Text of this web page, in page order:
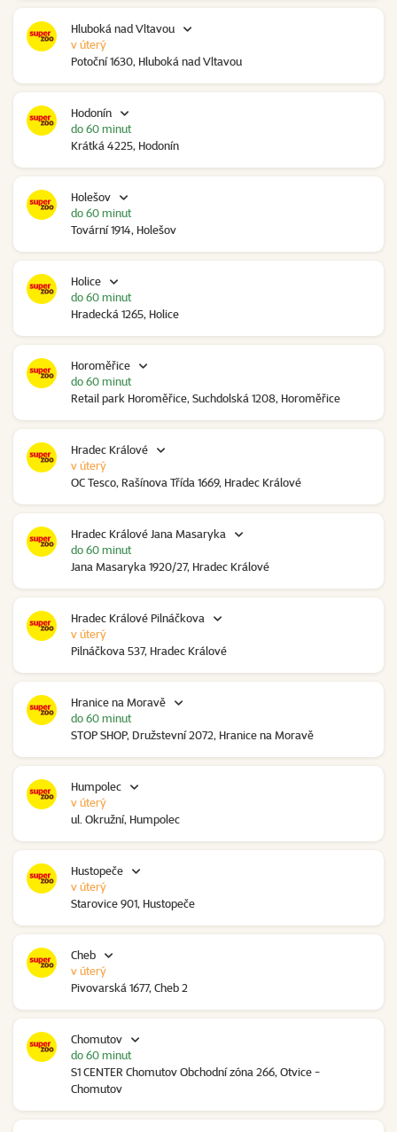
Hluboká nad Vltavou
Potoční 1630, Hluboká nad Vltavou
v úterý
Hodonín
Krátká 4225, Hodonín
do 60 minut
Holešov
Tovární 1914, Holešov
do 60 minut
Holice
Hradecká 1265, Holice
do 60 minut
Horoměřice
Retail park Horoměřice, Suchdolská 1208, Horoměřice
do 60 minut
Hradec Králové
OC Tesco, Rašínova Třída 1669, Hradec Králové
v úterý
Hradec Králové Jana Masaryka
Jana Masaryka 1920/27, Hradec Králové
do 60 minut
Hradec Králové Pilnáčkova
Pilnáčkova 537, Hradec Králové
v úterý
Hranice na Moravě
STOP SHOP, Družstevní 2072, Hranice na Moravě
do 60 minut
Humpolec
ul. Okružní, Humpolec
v úterý
Hustopeče
Starovice 901, Hustopeče
v úterý
Cheb
Pivovarská 1677, Cheb 2
v úterý
Chomutov
S1 CENTER Chomutov Obchodní zóna 266, Otvice -
Chomutov
do 60 minut